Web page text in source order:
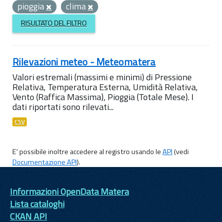
pioggia
clima
RISULTATO DEL FILTRO
Rilevazioni meteo - Meteomatera
Valori estremali (massimi e minimi) di Pressione
Relativa, Temperatura Esterna, Umidità Relativa,
Vento (Raffica Massima), Pioggia (Totale Mese). I
dati riportati sono rilevati...
CSV
E' possibile inoltre accedere al registro usando leAPI(vedi
Documentazione API).
Informazioni OpenData Matera
Lista cataloghi
CKAN API